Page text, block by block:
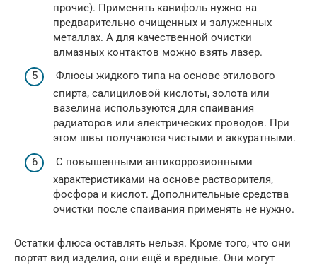
прочие). Применять канифоль нужно на
предварительно очищенных и залуженных
металлах. А для качественной очистки
алмазных контактов можно взять лазер.
Флюсы жидкого типа на основе этилового
спирта, салициловой кислоты, золота или
вазелина используются для спаивания
радиаторов или электрических проводов. При
этом швы получаются чистыми и аккуратными.
С повышенными антикоррозионными
характеристиками на основе растворителя,
фосфора и кислот. Дополнительные средства
очистки после спаивания применять не нужно.
Остатки флюса оставлять нельзя. Кроме того, что они
портят вид изделия, они ещё и вредные. Они могут